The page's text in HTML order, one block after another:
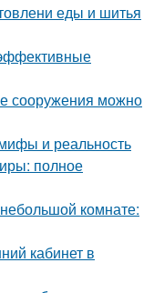
еды и шитья
сооружения можно
и реальность
полное
комнате:
кабинет в